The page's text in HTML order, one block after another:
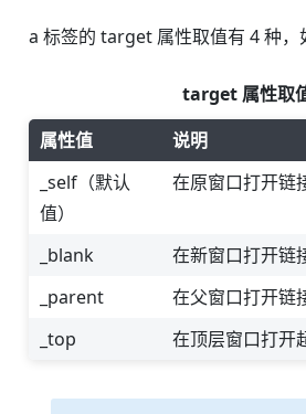
a 标签的 target 属性取值有 4 种，
target 属性取
属性值
说明
_self（默认
值）
在原窗口打开链
_blank
在新窗口打开链
_parent
在父窗口打开链
_top
在顶层窗口打开